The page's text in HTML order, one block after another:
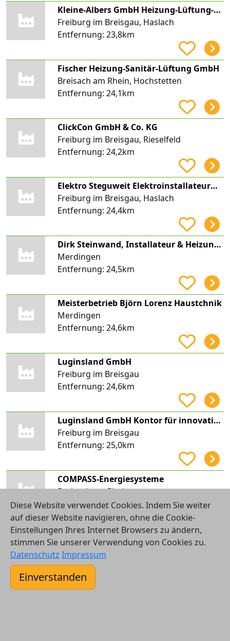
Kleine-Albers GmbH Heizung-Lüftung-Sanitär
Freiburg im Breisgau, Haslach
Entfernung: 23,8km
Fischer Heizung-Sanitär-Lüftung GmbH
Breisach am Rhein, Hochstetten
Entfernung: 24,1km
ClickCon GmbH & Co. KG
Freiburg im Breisgau, Rieselfeld
Entfernung: 24,2km
Elektro Steguweit Elektroinstallateurmeister
Freiburg im Breisgau, Haslach
Entfernung: 24,4km
Dirk Steinwand, Installateur & Heizungsbau, Heizung Steinwand
Merdingen
Entfernung: 24,5km
Meisterbetrieb Björn Lorenz Haustchnik
Merdingen
Entfernung: 24,6km
Luginsland GmbH
Freiburg im Breisgau
Entfernung: 24,6km
Luginsland GmbH Kontor für innovative Wärme und Bäder
Freiburg im Breisgau
Entfernung: 25,0km
COMPASS-Energiesysteme
Breisach am Rhein
Entfernung:25,1km
Fessler Sanitärinstallation
Freiburg im Breisgau
Entfernung:25,2km
Diese Website verwendet Cookies. Indem Sie weiter
auf dieser Website navigieren, ohne die Cookie-
Einstellungen Ihres Internet Browsers zu ändern,
stimmen Sie unserer Verwendung von Cookies zu.
Datenschutz Impressum
Einverstanden